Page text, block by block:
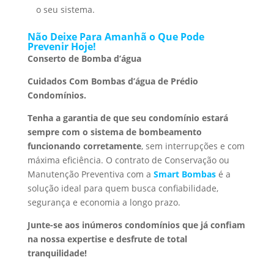
o seu sistema.
Não Deixe Para Amanhã o Que Pode
Prevenir Hoje!
Conserto de Bomba d’água
Cuidados Com Bombas d’água de Prédio
Condomínios.
Tenha a garantia de que seu condomínio estará
sempre com o sistema de bombeamento
funcionando corretamente, sem interrupções e com
máxima eficiência. O contrato de Conservação ou
Manutenção Preventiva com a Smart Bombasé a
solução ideal para quem busca confiabilidade,
segurança e economia a longo prazo.
Junte-se aos inúmeros condomínios que já confiam
na nossa expertise e desfrute de total
tranquilidade!